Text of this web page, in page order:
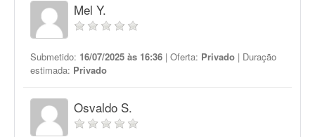
Mel Y.
Submetido: 16/07/2025 às 16:36 | Oferta: Privado | Duração
estimada: Privado
Osvaldo S.